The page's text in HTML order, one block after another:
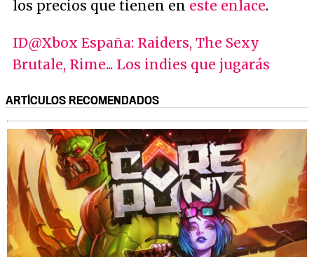
los precios que tienen en este enlace.
ID@Xbox España: Raiders, The Sexy
Brutale, Rime... Los indies que jugarás
ARTÍCULOS RECOMENDADOS